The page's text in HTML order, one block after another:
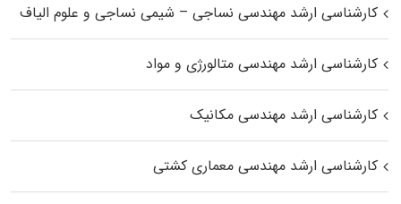
کارشناسی ارشد مهندسی نساجی – شیمی نساجی و علوم الیاف
کارشناسی ارشد مهندسی متالورژی و مواد
کارشناسی ارشد مهندسی مکانیک
کارشناسی ارشد مهندسی معماری کشتی